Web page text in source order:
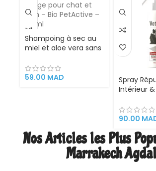
Shampoing à sec au
miel et aloe vera sans
chien – Bio PetActive
– 200 ml – Copier
59.00 MAD
Spray
Intérieur
VetoCare
90.00
Nos Articles les Plus
Marrakech Agdal